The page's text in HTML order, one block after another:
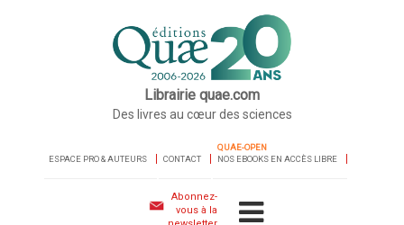
Librairie quae.com
Des livres au cœur des sciences
ESPACE PRO & AUTEURS CONTACT
QUAE-OPEN
NOS EBOOKS EN ACCÈS LIBRE
Abonnez-
vous à la